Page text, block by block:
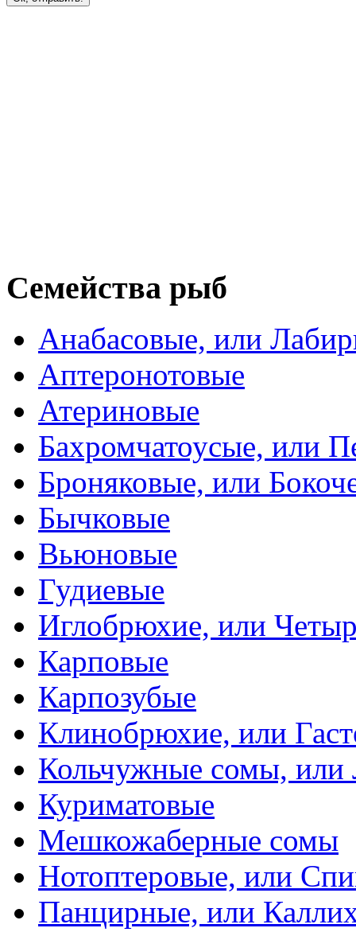
Семейства рыб
Анабасовые, или
Аптеронотовые
Атериновые
Бахромчатоусые, или
Броняковые, или
Бычковые
Вьюновые
Гудиевые
Иглобрюхие, или
Карповые
Карпозубые
Клинобрюхие, или
Кольчужные сомы, или
Куриматовые
Мешкожаберные сомы
Нотоптеровые, или
Панцирные, или